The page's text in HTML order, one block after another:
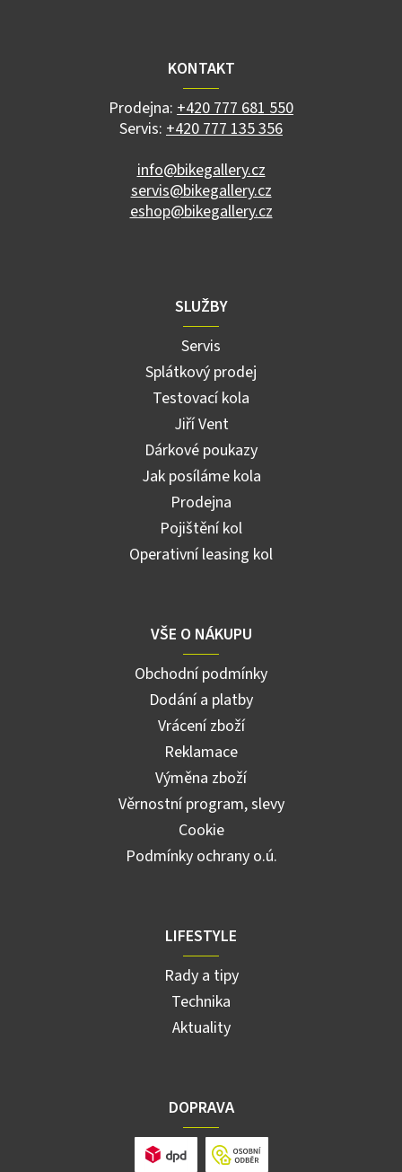
KONTAKT
Prodejna: +420 777 681 550
Servis: +420 777 135 356
info@bikegallery.cz
servis@bikegallery.cz
eshop@bikegallery.cz
SLUŽBY
Servis
Splátkový prodej
Testovací kola
Jiří Vent
Dárkové poukazy
Jak posíláme kola
Prodejna
Pojištění kol
Operativní leasing kol
VŠE O NÁKUPU
Obchodní podmínky
Dodání a platby
Vrácení zboží
Reklamace
Výměna zboží
Věrnostní program, slevy
Cookie
Podmínky ochrany o.ú.
LIFESTYLE
Rady a tipy
Technika
Aktuality
DOPRAVA